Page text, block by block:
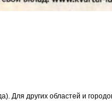
Для других областей и